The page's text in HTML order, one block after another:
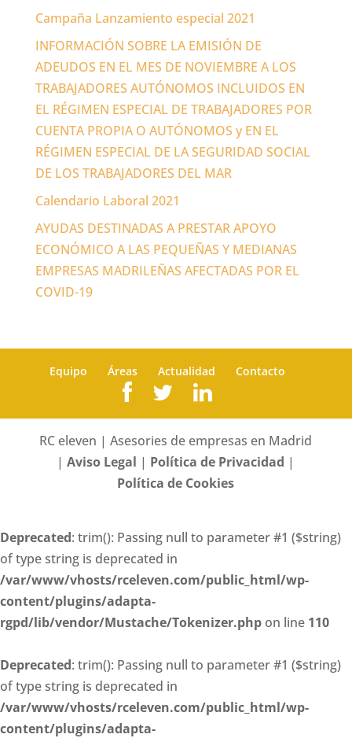
Campaña Lanzamiento especial 2021
INFORMACIÓN SOBRE LA EMISIÓN DE
ADEUDOS EN EL MES DE NOVIEMBRE A LOS
TRABAJADORES AUTÓNOMOS INCLUIDOS EN
EL RÉGIMEN ESPECIAL DE TRABAJADORES POR
CUENTA PROPIA O AUTÓNOMOS y EN EL
RÉGIMEN ESPECIAL DE LA SEGURIDAD SOCIAL
DE LOS TRABAJADORES DEL MAR
Calendario Laboral 2021
AYUDAS DESTINADAS A PRESTAR APOYO
ECONÓMICO A LAS PEQUEÑAS Y MEDIANAS
EMPRESAS MADRILEÑAS AFECTADAS POR EL
COVID-19
Equipo Áreas Actualidad Contacto
RC eleven | Asesories de empresas en Madrid
|Aviso Legal | Política de Privacidad |
Política de Cookies
Deprecated: trim(): Passing null to parameter #1 ($string)
of type string is deprecated in
/var/www/vhosts/rceleven.com/public_html/wp-
content/plugins/adapta-
rgpd/lib/vendor/Mustache/Tokenizer.php on line 110
Deprecated: trim(): Passing null to parameter #1 ($string)
of type string is deprecated in
/var/www/vhosts/rceleven.com/public_html/wp-
content/plugins/adapta-